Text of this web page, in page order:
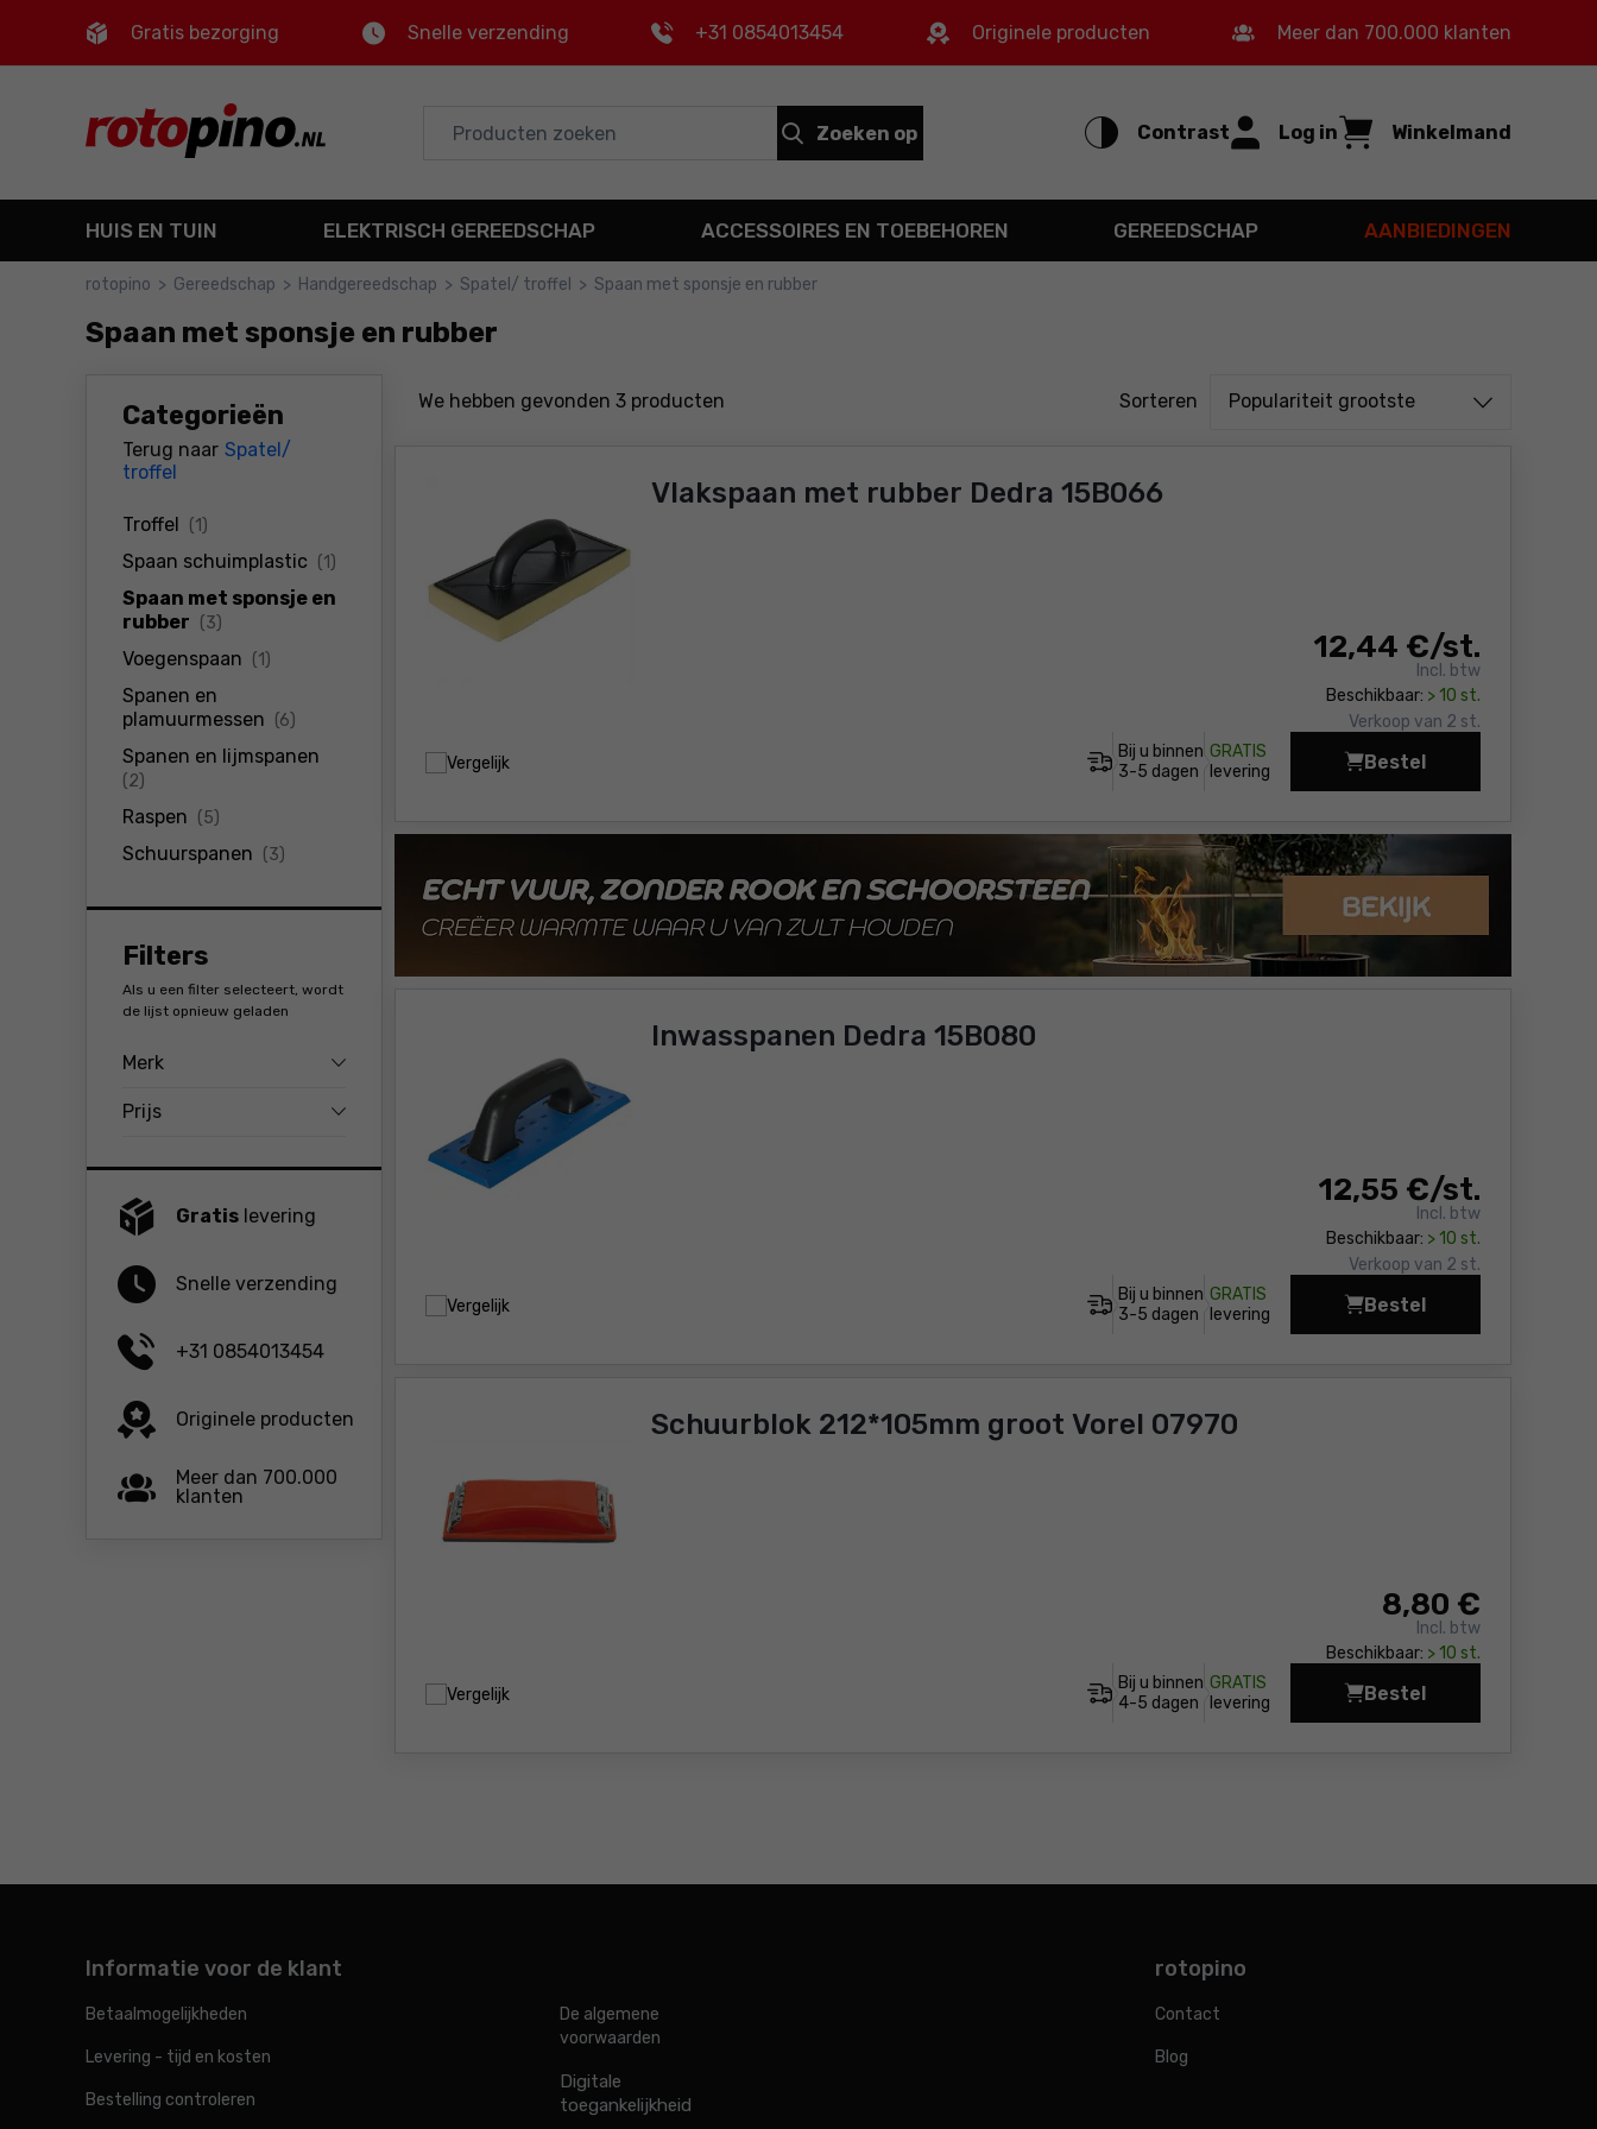
Control M
Hoofdmenu
Producten
Gratis bezorging Snelle verzending +31 0854013454 Originele producten Meer dan 700.000 klanten
Zoeken op Contrast Log in Winkelmand
HUIS EN TUIN ELEKTRISCH GEREEDSCHAP ACCESSOIRES EN TOEBEHOREN GEREEDSCHAP AANBIEDINGEN
rotopino > Gereedschap > Handgereedschap > Spatel/ troffel > Spaan met sponsje en rubber
Spaan met sponsje en rubber
Categorieën
Terug naar Spatel/
troffel
Troffel (1)
Spaan schuimplastic (1)
Spaan met sponsje en
rubber (3)
Voegenspaan (1)
Spanen en
plamuurmessen (6)
Spanen en lijmspanen
(2)
Raspen (5)
Schuurspanen (3)
Filters
Als u een filter selecteert, wordt
de lijst opnieuw geladen
Merk
Prijs
Gratis levering
Snelle verzending
+31 0854013454
Originele producten
Meer dan 700.000
klanten
We hebben gevonden 3 producten Sorteren Sorteren uit
Populariteit grootste
Vlakspaan met rubber Dedra 15B066
12,44 €/ st.
Incl. btw
Beschikbaar: > 10 st.
Verkoop van 2 st.
Vergelijk
Bij u binnen
3-5 dagen
GRATIS
levering
Bestel
Vlakspaan met
Inwasspanen Dedra 15B080
12,55 €/ st.
Incl. btw
Beschikbaar: > 10 st.
Verkoop van 2 st.
Vergelijk
Bij u binnen
3-5 dagen
GRATIS
levering
Bestel
Inwasspanen Dedra
Schuurblok 212*105mm groot Vorel 07970
8,80 €
Incl. btw
Beschikbaar: > 10 st.
Vergelijk
Bij u binnen
4-5 dagen
GRATIS
levering
Bestel
Informatie voor de klant
Betaalmogelijkheden
Levering - tijd en kosten
Bestelling controleren
De algemene
voorwaarden
Digitale
toegankelijkheid
rotopino
Contact
Blog